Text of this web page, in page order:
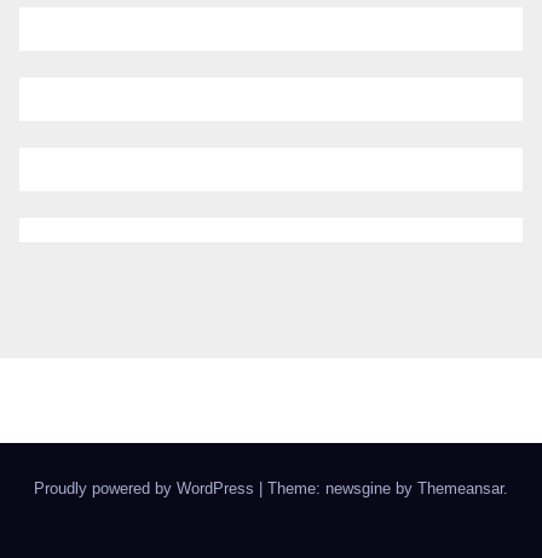
Proudly powered by WordPress Theme: newsgine by Themeansar.